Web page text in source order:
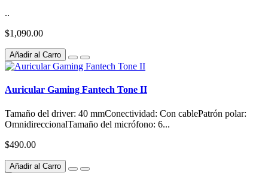
..
$1,090.00
Añadir al Carro
Auricular Gaming Fantech Tone II
Tamaño del driver: 40 mmConectividad: Con cablePatrón polar:
OmnidireccionalTamaño del micrófono: 6...
$490.00
Añadir al Carro